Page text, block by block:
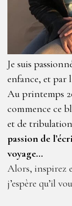
Je suis
enfance, et par
Au printemps
commence ce
et de
passion de
voyage…
Alors, inspirez
j’espère qu’il